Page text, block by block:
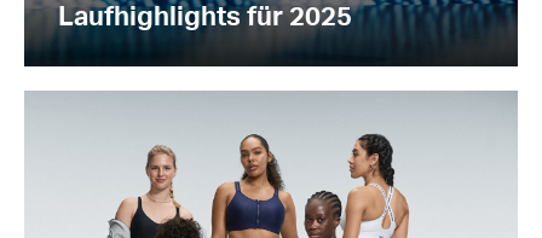
Laufhighlights für 2025